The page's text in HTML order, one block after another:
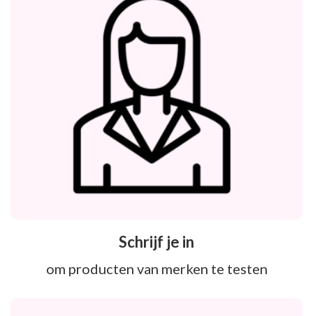
Schrijf je in
om producten van merken te testen